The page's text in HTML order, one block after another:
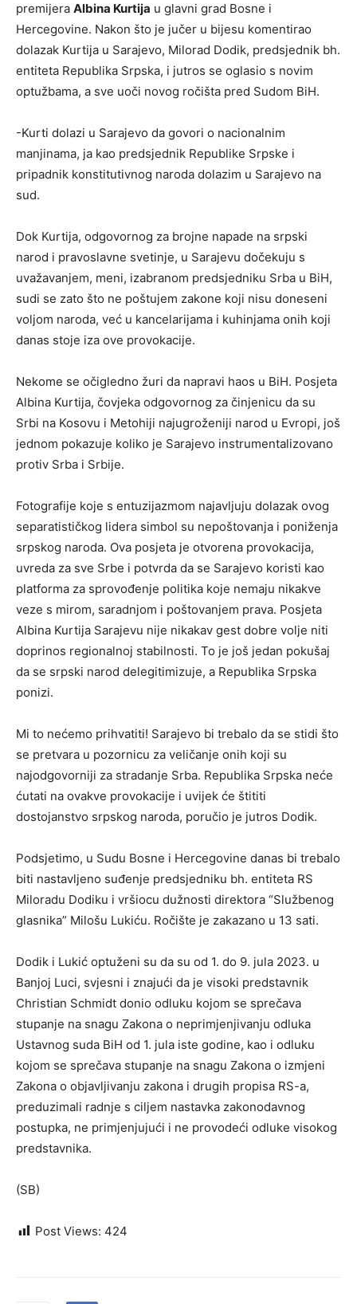
premijera Albina Kurtija u glavni grad Bosne i
Hercegovine. Nakon što je jučer u bijesu komentirao
dolazak Kurtija u Sarajevo, Milorad Dodik, predsjednik bh.
entiteta Republika Srpska, i jutros se oglasio s novim
optužbama, a sve uoči novog ročišta pred Sudom BiH.
-Kurti dolazi u Sarajevo da govori o nacionalnim
manjinama, ja kao predsjednik Republike Srpske i
pripadnik konstitutivnog naroda dolazim u Sarajevo na
sud.
Dok Kurtija, odgovornog za brojne napade na srpski
narod i pravoslavne svetinje, u Sarajevu dočekuju s
uvažavanjem, meni, izabranom predsjedniku Srba u BiH,
sudi se zato što ne poštujem zakone koji nisu doneseni
voljom naroda, već u kancelarijama i kuhinjama onih koji
danas stoje iza ove provokacije.
Nekome se očigledno žuri da napravi haos u BiH. Posjeta
Albina Kurtija, čovjeka odgovornog za činjenicu da su
Srbi na Kosovu i Metohiji najugroženiji narod u Evropi, još
jednom pokazuje koliko je Sarajevo instrumentalizovano
protiv Srba i Srbije.
Fotografije koje s entuzijazmom najavljuju dolazak ovog
separatističkog lidera simbol su nepoštovanja i poniženja
srpskog naroda. Ova posjeta je otvorena provokacija,
uvreda za sve Srbe i potvrda da se Sarajevo koristi kao
platforma za sprovođenje politika koje nemaju nikakve
veze s mirom, saradnjom i poštovanjem prava. Posjeta
Albina Kurtija Sarajevu nije nikakav gest dobre volje niti
doprinos regionalnoj stabilnosti. To je još jedan pokušaj
da se srpski narod delegitimizuje, a Republika Srpska
ponizi.
Mi to nećemo prihvatiti! Sarajevo bi trebalo da se stidi što
se pretvara u pozornicu za veličanje onih koji su
najodgovorniji za stradanje Srba. Republika Srpska neće
ćutati na ovakve provokacije i uvijek će štititi
dostojanstvo srpskog naroda, poručio je jutros Dodik.
Podsjetimo, u Sudu Bosne i Hercegovine danas bi trebalo
biti nastavljeno suđenje predsjedniku bh. entiteta RS
Miloradu Dodiku i vršiocu dužnosti direktora “Službenog
glasnika” Milošu Lukiću. Ročište je zakazano u 13 sati.
Dodik i Lukić optuženi su da su od 1. do 9. jula 2023. u
Banjoj Luci, svjesni i znajući da je visoki predstavnik
Christian Schmidt donio odluku kojom se sprečava
stupanje na snagu Zakona o neprimjenjivanju odluka
Ustavnog suda BiH od 1. jula iste godine, kao i odluku
kojom se sprečava stupanje na snagu Zakona o izmjeni
Zakona o objavljivanju zakona i drugih propisa RS-a,
preduzimali radnje s ciljem nastavka zakonodavnog
postupka, ne primjenjujući i ne provodeći odluke visokog
predstavnika.
(SB)
Post Views: 424